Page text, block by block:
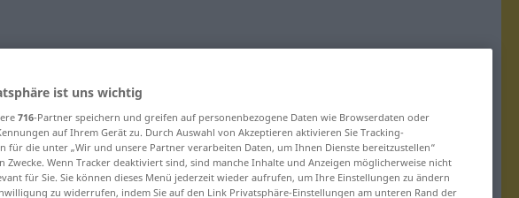
für "Getöse"
ist uns wichtig
716-Partner speichern und greifen auf personenbezogene Daten wie Browserdaten oder
auf Ihrem Gerät zu. Durch Auswahl von Akzeptieren aktivieren Sie Tracking-
für die unter „Wir und unsere Partner verarbeiten Daten, um Ihnen Dienste bereitzustellen“
Zwecke. Wenn Tracker deaktiviert sind, sind manche Inhalte und Anzeigen möglicherweise nicht
für Sie. Sie können dieses Menü jederzeit wieder aufrufen, um Ihre Einstellungen zu ändern
zu widerrufen, indem Sie auf den Link Privatsphäre-Einstellungen am unteren Rand der